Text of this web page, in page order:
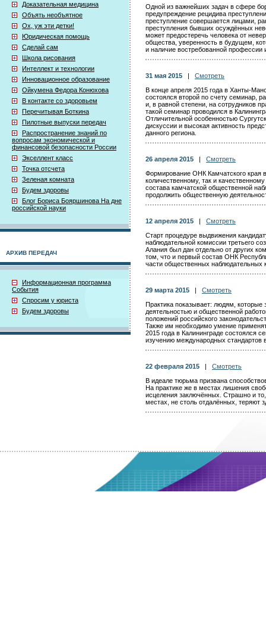
Доказательная медицина
Объять необъятное
Ох, уж эти детки!
Юридическая помощь
Сделай сам
Школа рисования
Интеллект и технологии
Инновационное образование
Ойкумена Федора Конюхова
В контакте со здоровьем
Перечитывая Боткина
Пилотные выпуски передач
Распространение знаний по
вопросам экономической и
финансовой безопасности России
Экселлент класс
Точка отсчета
Зеленая комната
Будем здоровы
Блог Бориса Бояршинова На дне
российской науки
АРХИВ ПЕРЕДАЧ
Информационная программа
События
Спросим у юриста
Будем здоровы
Одной из важнейших задач в сфере
предупреждение рецидива
преступление совершается лицами,
преступления бывших осуждённых
может предостеречь человека от
общества, уверенность в будущем,
и наличие востребованной профессии
31 мая 2015
Смотреть
В конце апреля 2015 года в Ханты-
состоялся второй по счету семинар,
и, в равной степени, на сотрудников
такой семинар проводился в
Отличительной особенностью
дискуссии и высокая активность
данного региона.
26 апреля 2015
Смотреть
Формирование ОНК Камчатского края
количественному, так и
состава камчатской общественной
продолжить общественную
12 апреля 2015
Смотреть
Старт процедуре выдвижения
наблюдательной комиссии третьего
Алания был дан отдельно от других
том, что и первый состав ОНК
части общественных наблюдательных
29 марта 2015
Смотреть
Практика показывает: людям,
деятельностью и общественной
положений российского
Также им необходимо умение
2015 года в Калининграде состоялся
изучению международных стандартов
22 февраля 2015
Смотреть
В идеале тюрьма призвана
На практике же в местах лишения
исцеления заключённых. Страшно и
местах, не столь отдалённых, теряют